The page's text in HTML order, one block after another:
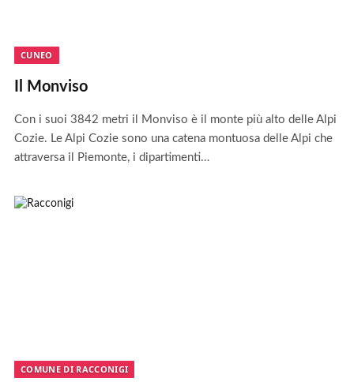
CUNEO
Il Monviso
Con i suoi 3842 metri il Monviso è il monte più alto delle Alpi
Cozie. Le Alpi Cozie sono una catena montuosa delle Alpi che
attraversa il Piemonte, i dipartimenti…
COMUNE DI RACCONIGI